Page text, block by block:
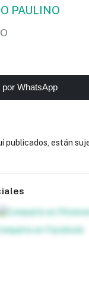
PAULINO
por WhatsApp
publicados, están